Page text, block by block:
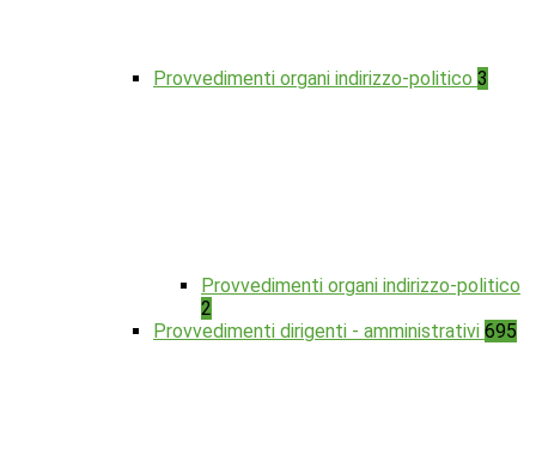
Provvedimenti organi indirizzo-politico 3
Provvedimenti organi indirizzo-politico
2
Provvedimenti dirigenti - amministrativi 695